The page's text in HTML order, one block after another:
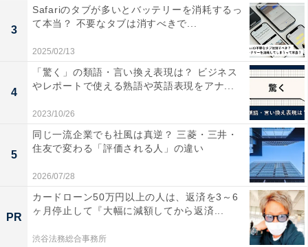
パナソニックの津賀一宏社長は、現時点での車載用電池はテスラに供給して
いる電池が最高水準にあるとしながらも、トヨタと角形電池を開発すること
で、高容量かつ車両の設計がしやすいものにしたいとしている
パナソニックの津賀一宏社長の説明によると、今回、両
3
Safariのタブが多いとバッテリーを消耗するっ
て本当？ 不要なタブは消すべきで...
2025/02/13
4
「驚く」の類語・言い換え表現は？ ビジネス
やレポートで使える熟語や英語表現をアナ...
2023/10/26
5
同じ一流企業でも社風は真逆？ 三菱・三井・
住友で変わる「評価される人」の違い
2026/07/28
PR
カードローン50万円以上の人は、返済を3～6
ヶ月停止して『大幅に減額してから返済...
渋谷法務総合事務所